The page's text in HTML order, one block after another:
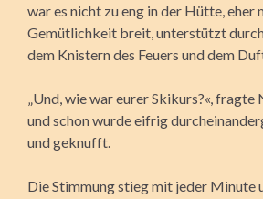
war es nicht zu eng in der Hütte, eher
Gemütlichkeit breit, unterstützt durch
dem Knistern des Feuers und dem
„Und, wie war eurer Skikurs?«, fragte
und schon wurde eifrig
und geknufft.
Die Stimmung stieg mit jeder Minute